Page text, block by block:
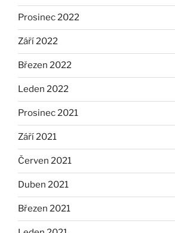
Prosinec 2022
Září 2022
Březen 2022
Leden 2022
Prosinec 2021
Září 2021
Červen 2021
Duben 2021
Březen 2021